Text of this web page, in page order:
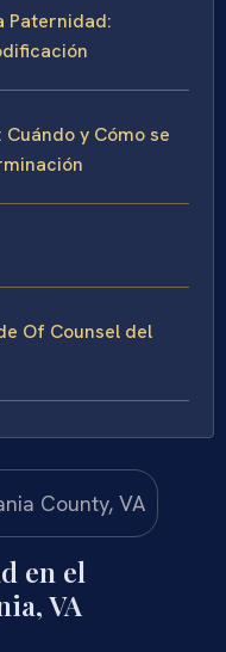
Paternidad:
y Cómo se
Of Counsel del
en el
VA